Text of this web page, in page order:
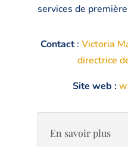
services de
Contact: Victoria
directrice
Site web :
En savoir plus